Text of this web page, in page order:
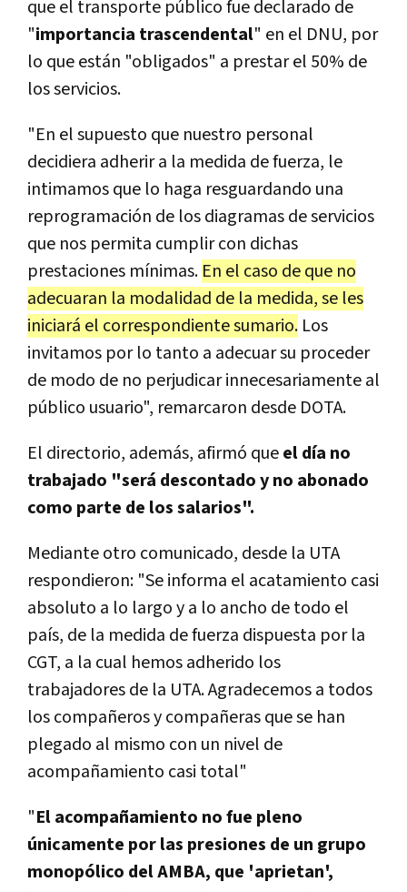
que el transporte público fue declarado de
"importancia trascendental" en el DNU, por
lo que están "obligados" a prestar el 50% de
los servicios.
"En el supuesto que nuestro personal
decidiera adherir a la medida de fuerza, le
intimamos que lo haga resguardando una
reprogramación de los diagramas de servicios
que nos permita cumplir con dichas
prestaciones mínimas. En el caso de que no
adecuaran la modalidad de la medida, se les
iniciará el correspondiente sumario. Los
invitamos por lo tanto a adecuar su proceder
de modo de no perjudicar innecesariamente al
público usuario", remarcaron desde DOTA.
El directorio, además, afirmó queel día no
trabajado "será descontado y no abonado
como parte de los salarios".
Mediante otro comunicado, desde la UTA
respondieron: "Se informa el acatamiento casi
absoluto a lo largo y a lo ancho de todo el
país, de la medida de fuerza dispuesta por la
CGT, a la cual hemos adherido los
trabajadores de la UTA. Agradecemos a todos
los compañeros y compañeras que se han
plegado al mismo con un nivel de
acompañamiento casi total"
"El acompañamiento no fue pleno
únicamente por las presiones de un grupo
monopólico del AMBA, que 'aprietan',